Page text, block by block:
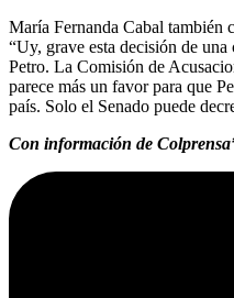
María Fernanda Cabal también
“Uy, grave esta decisión de
Petro. La Comisión de
parece más un favor para que
país. Solo el Senado puede
Con información de